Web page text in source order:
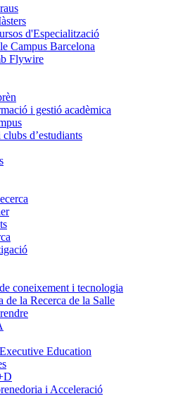
d'Especialització
Campus Barcelona
Flywire
i gestió acadèmica
d’estudiants
coneixement i tecnologia
de la Recerca de la Salle
Education
i Acceleració